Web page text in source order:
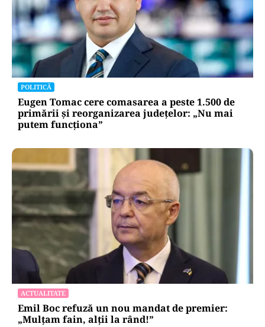
POLITICĂ
Eugen Tomac cere comasarea a peste 1.500 de
primării și reorganizarea județelor: „Nu mai
putem funcționa”
ACTUALITATE
Emil Boc refuză un nou mandat de premier:
„Mulțam fain, alții la rând!”